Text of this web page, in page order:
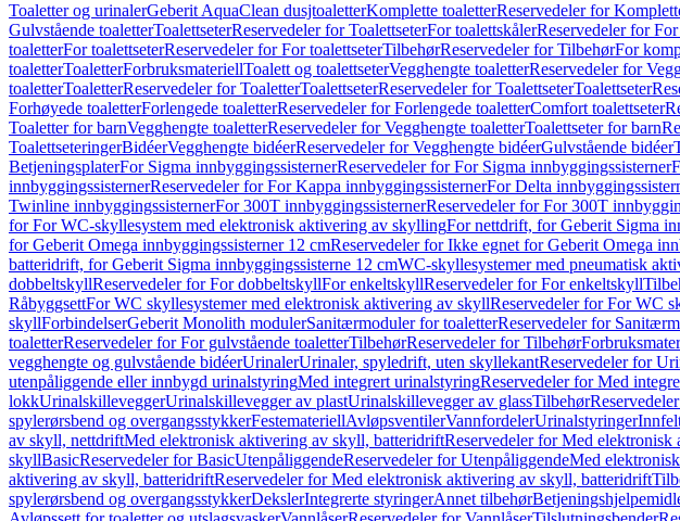
Toaletter og urinalerGeberit AquaClean dusjtoaletterKomplette toaletterReservedeler for
Gulvstående toaletterToalettseterReservedeler for ToalettseterFor toalettskålerReservedeler for
toaletterFor toalettseterReservedeler for For toalettseterTilbehørReservedeler for TilbehørFor
toaletterToaletterForbruksmateriellToalett og toalettseterVegghengte toaletterReservedeler for
toaletterToaletterReservedeler for ToaletterToalettseterReservedeler for ToalettseterToalettseter
Forhøyede toaletterForlengede toaletterReservedeler for Forlengede toaletterComfort toalettseter
Toaletter for barnVegghengte toaletterReservedeler for Vegghengte toaletterToalettseter for barn
ToalettseteringerBidéerVegghengte bidéerReservedeler for Vegghengte bidéerGulvstående bidéer
BetjeningsplaterFor Sigma innbyggingssisternerReservedeler for For Sigma innbyggingssisterner
innbyggingssisternerReservedeler for For Kappa innbyggingssisternerFor Delta
Twinline innbyggingssisternerFor 300T innbyggingssisternerReservedeler for For 300T
for For WC-skyllesystem med elektronisk aktivering av skyllingFor nettdrift, for Geberit Sigma
for Geberit Omega innbyggingssisterner 12 cmReservedeler for Ikke egnet for Geberit Omega
batteridrift, for Geberit Sigma innbyggingssisterne 12 cmWC-skyllesystemer med pneumatisk
dobbeltskyllReservedeler for For dobbeltskyllFor enkeltskyllReservedeler for For enkeltskyll
RåbyggsettFor WC skyllesystemer med elektronisk aktivering av skyllReservedeler for For WC
skyllForbindelserGeberit Monolith modulerSanitærmoduler for toaletterReservedeler for
toaletterReservedeler for For gulvstående toaletterTilbehørReservedeler for Tilbehør
vegghengte og gulvstående bidéerUrinalerUrinaler, spyledrift, uten skyllekantReservedeler for
utenpåliggende eller innbygd urinalstyringMed integrert urinalstyringReservedeler for Med
lokkUrinalskilleveggerUrinalskillevegger av plastUrinalskillevegger av glassTilbehør
spylerørsbend og overgangsstykkerFestemateriellAvløpsventilerVannfordelerUrinalstyringer
av skyll, nettdriftMed elektronisk aktivering av skyll, batteridriftReservedeler for Med
skyllBasicReservedeler for BasicUtenpåliggendeReservedeler for UtenpåliggendeMed
aktivering av skyll, batteridriftReservedeler for Med elektronisk aktivering av skyll, batteridrift
spylerørsbend og overgangsstykkerDekslerIntegrerte styringerAnnet tilbehør